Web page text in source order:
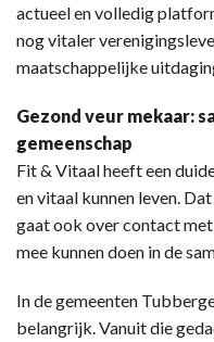
actueel en volledig
nog vitaler
maatschappelijke
Gezond veur mekaar:
gemeenschap
Fit & Vitaal heeft een
en vitaal kunnen leven.
gaat ook over contact met
mee kunnen doen in de
In de gemeenten
belangrijk. Vanuit die